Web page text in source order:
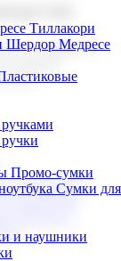
Тиллакори
Шердор Медресе
Промо-сумки
Сумки для
и наушники
подарков и
найдете